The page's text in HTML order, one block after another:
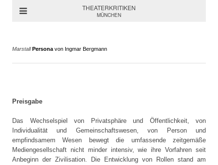
THEATERKRITIKEN
MÜNCHEN
MarstallPersona von Ingmar Bergmann
Preisgabe
Das Wechselspiel von Privatsphäre und Öffentlichkeit, von
Individualität und Gemeinschaftswesen, von Person und
empfindsamem Wesen bewegt die umfassende zeitgemäße
Mediengesellschaft nicht minder intensiv, wie ihre Vorfahren seit
Anbeginn der Zivilisation. Die Entwicklung von Rollen stand am